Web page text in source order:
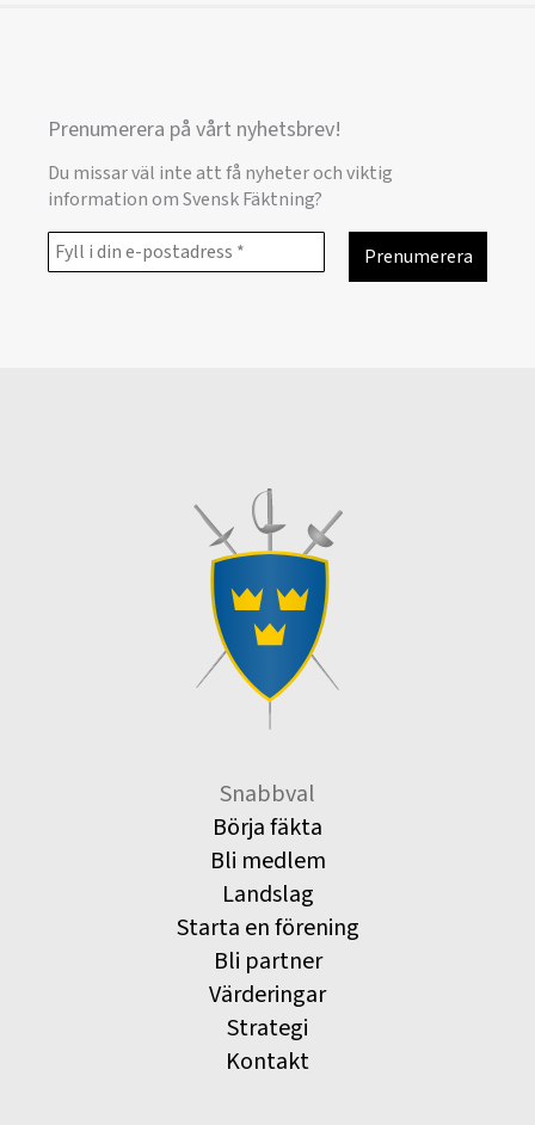
Prenumerera på vårt nyhetsbrev!
Du missar väl inte att få nyheter och viktig
information om Svensk Fäktning?
Snabbval
Börja fäkta
Bli medlem
Landslag
Starta en förening
Bli partner
Värderingar
Strategi
Kontakt